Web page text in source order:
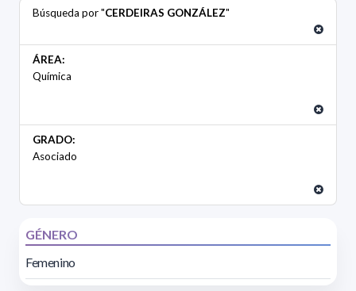
Búsqueda por "CERDEIRAS GONZÁLEZ"
ÁREA:
Química
GRADO:
Asociado
GÉNERO
Femenino